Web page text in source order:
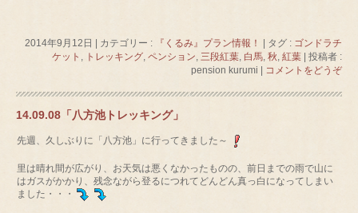
2014年9月12日 カテゴリー : 『くるみ』プラン情報！ タグ : ゴンドラチ
ケット , トレッキング, ペンション, 三段紅葉, 白馬, 秋, 紅葉
投稿者 :
pension kurumi
コメントをどうぞ
14.09.08「八方池トレッキング」
先週、久しぶりに「八方池」に行ってきました～
里は晴れ間が広がり、お天気は悪くなかったものの、前日までの雨で山に
はガスがかかり、残念ながら登るにつれてどんどん真っ白になってしまい
ました・・・